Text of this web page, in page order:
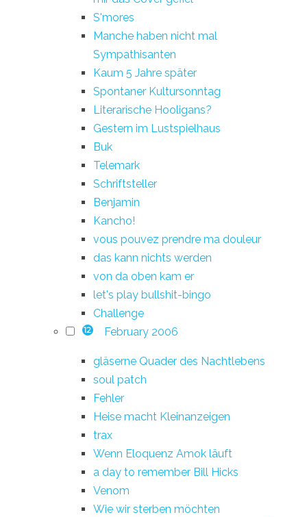
S'mores
Manche haben nicht mal
Sympathisanten
Kaum 5 Jahre später
Spontaner Kultursonntag
Literarische Hooligans?
Gestern im Lustspielhaus
Buk
Telemark
Schriftsteller
Benjamin
Kancho!
vous pouvez prendre ma douleur
das kann nichts werden
von da oben kam er
let's play bullshit-bingo
Challenge
12 February 2006
gläserne Quader des Nachtlebens
soul patch
Fehler
Heise macht Kleinanzeigen
trax
Wenn Eloquenz Amok läuft
a day to remember Bill Hicks
Venom
Wie wir sterben möchten